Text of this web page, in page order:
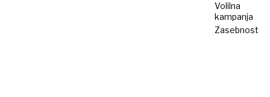
Volilna
kampanja
Zasebnost